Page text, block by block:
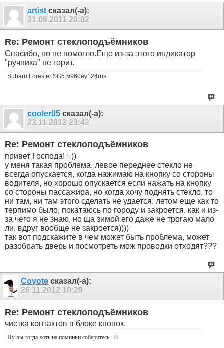
artist сказал(-а):
31.08.2011 20:02
Re: Ремонт стеклоподъёмников
Спасибо, но не помогло.Еще из-за этого индикатор
"ручника" не горит.
Subaru Forester SG5 м960еу124rus
cooler05 сказал(-а):
23.11.2012 23:42
Re: Ремонт стеклоподъёмников
привет Господа! =))
у меня такая проблема, левое переднее стекло не
всегда опускается, когда нажимаю на кнопку со стороны
водителя, но хорошо опускается если нажать на кнопку
со стороны пассажира, но когда хочу поднять стекло, то
ни там, ни там этого сделать не удается, летом еще как то
терпимо было, покатаюсь по городу и закроется, как и из-
за чего я не знаю, но ща зимой его даже не трогаю мало
ли, вдруг вообще не закроется))))
так вот подскажите в чем может быть проблема, может
разобрать дверь и посмотреть мож проводки отходят???
Coyote сказал(-а):
26.11.2012 10:29
Re: Ремонт стеклоподъёмников
чистка контактов в блоке кнопок.
Ну вы тогда хоть на поминки соберитесь...©